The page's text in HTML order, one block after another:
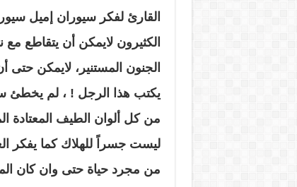
القارئ لفكر سيوران إميل
الكثيرون لايمكن أن يتقاطع
الجنون المستنير، لايمكن
يكتب هذا الرجل ! ، لم يخطئ
من كل ألوان الطيف المعتادة
ليست جسراً للهلاك كما يفكر
من مجرد حياة حتى وان كان